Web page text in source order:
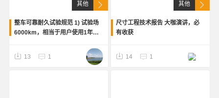
其他
整车可靠耐久试验规范 1) 试验场
6000km，相当于用户使用1年；
使用3年；3）试验场40000km，
相当于用户使用10年
13 1
其他
尺寸工程技术报告 大咖演讲，必
有收获
14 1